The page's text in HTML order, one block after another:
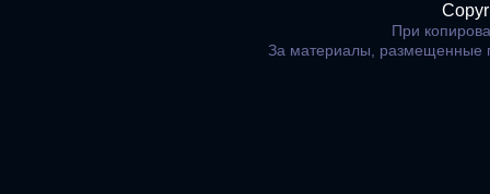
При
За материалы, размещенные